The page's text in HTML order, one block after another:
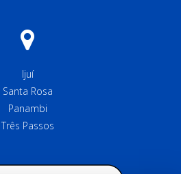
Ijuí
Santa Rosa
Panambi
Três Passos